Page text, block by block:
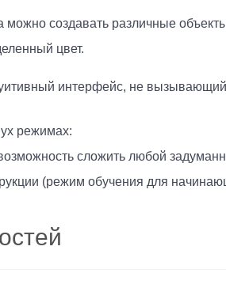
создавать различные
цвет.
интерфейс, не
режимах:
сложить любой
(режим обучения для